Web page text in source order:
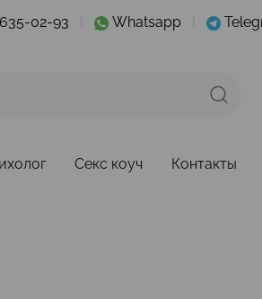
02-93 Whatsapp
Секс коуч Контакты